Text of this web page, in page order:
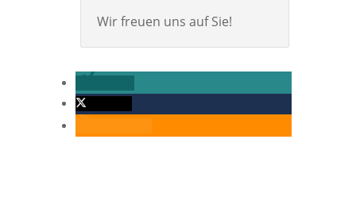
Wir freuen uns auf Sie!